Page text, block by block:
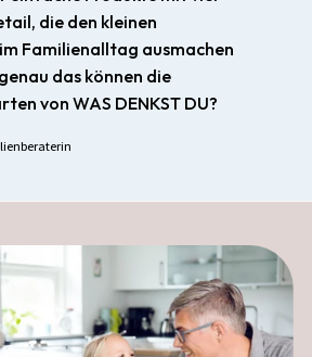
die den kleinen
Familienalltag ausmachen
das können die
von WAS DENKST DU?